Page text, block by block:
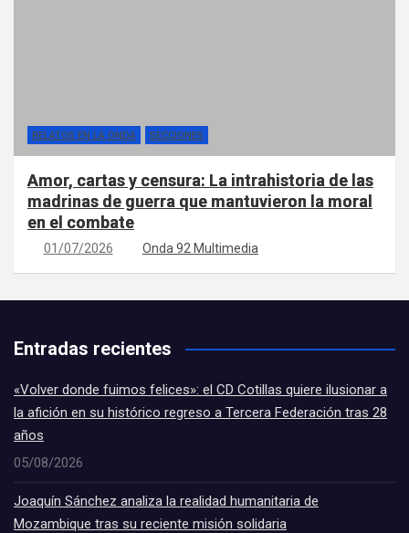
RELATOS EN LA ONDA SECCIONES
Amor, cartas y censura: La intrahistoria de las
madrinas de guerra que mantuvieron la moral
en el combate
01/07/2026 Onda 92 Multimedia
Entradas recientes
«Volver donde fuimos felices»: el CD Cotillas quiere ilusionar a
la afición en su histórico regreso a Tercera Federación tras 28
años
05/08/2026
Joaquín Sánchez analiza la realidad humanitaria de
Mozambique tras su reciente misión solidaria